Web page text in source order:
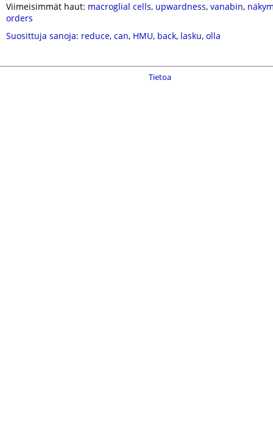
Viimeisimmät haut: macroglial cells, upwardness, vanabin,
orders
Suosittuja sanoja: reduce, can, HMU, back, lasku, olla
Tietoa